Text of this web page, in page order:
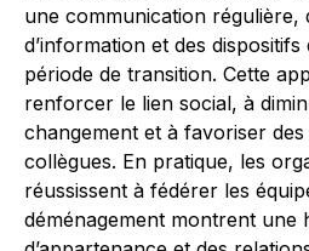
une communication régulière,
d’information et des
période de transition. Cette
renforcer le lien social, à
changement et à favoriser
collègues. En pratique, les
réussissent à fédérer les
déménagement montrent une